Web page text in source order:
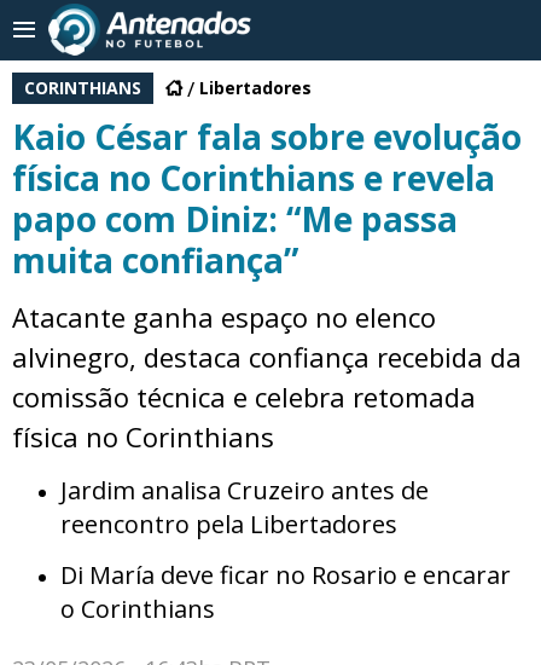
CORINTHIANS Libertadores
Kaio César fala sobre evolução
física no Corinthians e revela
papo com Diniz: “Me passa
muita confiança”
Atacante ganha espaço no elenco
alvinegro, destaca confiança recebida da
comissão técnica e celebra retomada
física no Corinthians
Jardim analisa Cruzeiro antes de
reencontro pela Libertadores
Di María deve ficar no Rosario e encarar
o Corinthians